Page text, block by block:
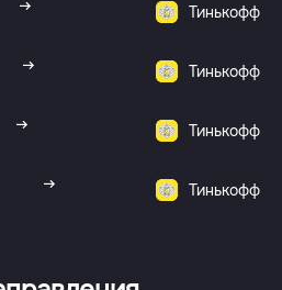
Тинькофф
Тинькофф
Тинькофф
Тинькофф